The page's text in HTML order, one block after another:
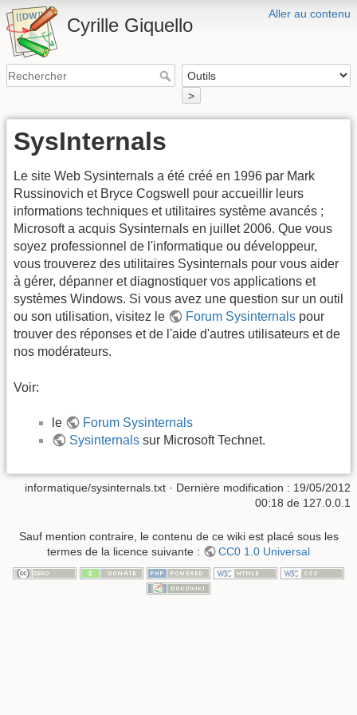
Aller au contenu
Cyrille Giquello
>
SysInternals
Le site Web Sysinternals a été créé en 1996 par Mark
Russinovich et Bryce Cogswell pour accueillir leurs
informations techniques et utilitaires système avancés ;
Microsoft a acquis Sysinternals en juillet 2006. Que vous
soyez professionnel de l'informatique ou développeur,
vous trouverez des utilitaires Sysinternals pour vous aider
à gérer, dépanner et diagnostiquer vos applications et
systèmes Windows. Si vous avez une question sur un outil
ou son utilisation, visitez le
Forum Sysinternals pour
trouver des réponses et de l'aide d'autres utilisateurs et de
nos modérateurs.
Voir:
le
Forum Sysinternals
Sysinternals sur Microsoft Technet.
informatique/sysinternals.txt · Dernière modification : 19/05/2012
00:18 de 127.0.0.1
Sauf mention contraire, le contenu de ce wiki est placé sous les
termes de la licence suivante :
CC0 1.0 Universal